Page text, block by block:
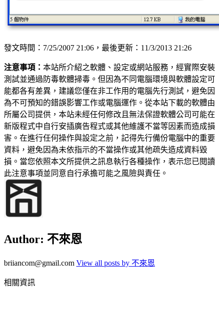
發文時間：7/25/2007 21:06，最後更新：11/3/2013 21:26
注意事項： 本站所介紹之軟體、設定或網站服務，經實際安裝
測試並通過防毒軟體掃毒。但因為不同電腦環境與軟體設定可
能都各有差異，建議您僅在非工作用的電腦先行測試，避免因
為不可預知的錯誤影響工作或電腦運作。從本站下載的軟體由
所屬公司提供，本站未經任何修改且無法保證軟體公司可能在
新版程式中自行安插廣告程式或其他維護不當等因素而造成損
害。在進行任何操作與設定之前，記得先行備份電腦中的重要
資料，避免因為未依指示的不當操作或其他疏失造成資料毀
損。當您依照本文所提供之訊息執行各種操作，表示您已閱讀
此注意事項並同意自行承擔可能之風險與責任。
Author: 不來恩
briiancom@gmail.com View all posts by 不來恩
相關資訊